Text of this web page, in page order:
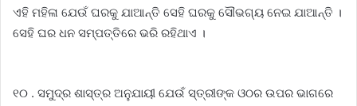
ଏହି ମହିଳା ଯେଉଁ ଘରକୁ ଯାଆନ୍ତି ସେହି ଘରକୁ ସୌଭଗ୍ୟ ନେଇ ଯାଆନ୍ତି ।
ସେହି ଘର ଧନ ସମ୍ପତ୍ତିରେ ଭରି ରହିଥାଏ ।
୧୦ . ସମୁଦ୍ର ଶାସ୍ତ୍ର ଅନୁଯାୟୀ ଯେଉଁ ସ୍ତ୍ରୀଙ୍କ ଓଠର ଉପର ଭାଗରେ